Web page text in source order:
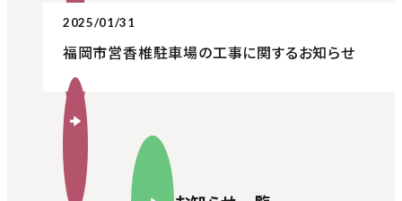
2025/01/31
福岡市営香椎駐車場の工事に関するお知らせ